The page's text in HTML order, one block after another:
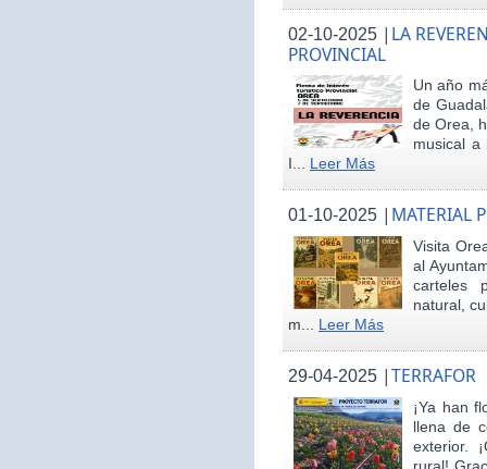
02-10-2025 | LA
PROVINCIAL
Un año
de
de Orea,
musical a
I... Leer Más
01-10-2025 | MATERIAL
Visita
al
carteles
natural,
m... Leer Más
29-04-2025 |TERRAFOR
¡Ya han
llena de
exterior.